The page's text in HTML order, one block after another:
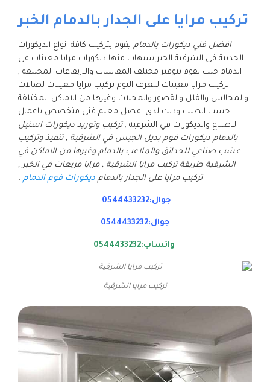
تركيب مرايا على الجدار بالدمام الخبر
افضل فني ديكورات بالدمام يقوم بتركيب كافة انواع الديكورات
الحديثة في الشرقية الخبر سيهات منها ديكورات مرايا معينات في
الدمام حيث يقوم بتوفير مختلف المقاسات والارتفاعات المختلفة ,
تركيب مرايا معينات للغرف النوم تركيب مرايا معينات لصالات
والمجالس والفلل والقصور والمحلات وغيرها من الاماكن المختلفة
حسب الطلب وذلك لدى افضل معلم فني متخصص باعمال
الاصباغ والديكورات في الشرقية ,تركيب وتوريد ديكورات استيل
بالدمام ديكورات فوم بديل الجبس في الشرقية , تنفيذ وتركيب
عشب صناعي للحدائق والملاعب بالدمام وغيرها من الاماكن في
الشرقية طريقة تركيب مرايا الشرقية , مرايا مربعات في الخبر ,
تركيب مرايا على الجدار بالدمام ديكورات فوم الدمام .
جوال:0544433232
جوال:0544433232
واتساب:0544433232
تركيب مرايا الشرقية